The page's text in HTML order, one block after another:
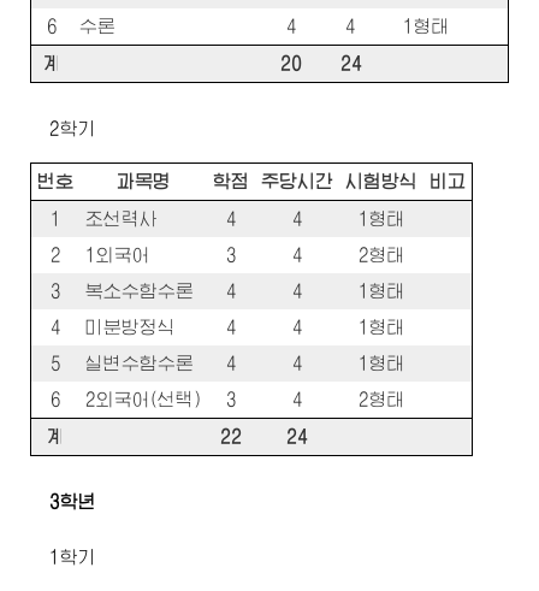
6 수론 4 4 1형태
계 20 24
2학기
번호 과목명 학점 주당시간 시험방식 비고
1 조선력사 4 4
1형태
2
1외국어 3 4
2형태
3
복소수함수론 4 4
1형태
4
미분방정식 4 4
1형태
5
실변수함수론 4 4
1형태
6
2외국어(선택) 3 4 2형태
계 22 24
3학년
1학기